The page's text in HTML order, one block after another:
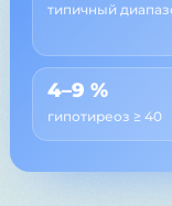
типичный
4–9 %
гипотиреоз ≥ 40